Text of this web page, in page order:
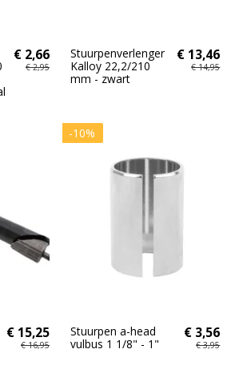
€ 2,66
€ 2,95
Stuurpenverlenger
Kalloy 22,2/210
mm - zwart
€ 13,46
€ 14,95
€ 15,25
€ 16,95
-10%
Stuurpen a-head
vulbus 1 1/8" - 1"
€ 3,56
€ 3,95